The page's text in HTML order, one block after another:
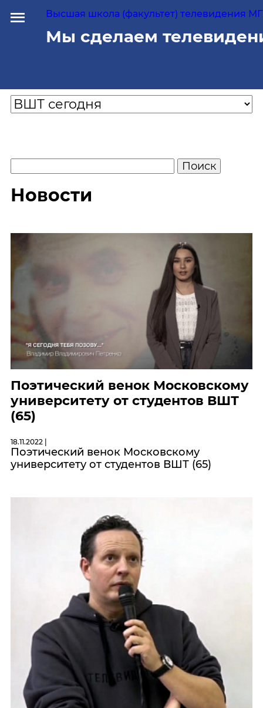
Высшая школа (факультет) телевидения
Мы сделаем
Новости
Поэтический венок Московскому
университету от студентов ВШТ
(65)
18.11.2022 |
Поэтический венок Московскому
университету от студентов ВШТ (65)